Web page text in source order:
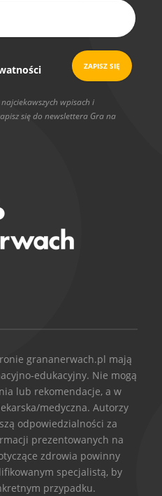
wpisach i
się do newslettera Gra na
grananerwach.pl mają
edukacyjny. Nie mogą
lub rekomendacje, a w
medyczna. Autorzy
odpowiedzialności za
prezentowanych na
zdrowia powinny
specjalistą, by
przypadku.